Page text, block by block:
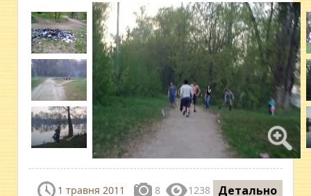
1 травня 2011 8 1238 Детально